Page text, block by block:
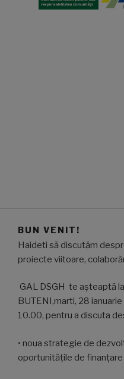
BUN VENIT!
Haideti să discutăm
proiecte viitoare,
GAL DSGH te aşteaptă
BUTENI,marti, 28
10.00, pentru a discuta
• noua strategie de
oportunitățile de finanțare